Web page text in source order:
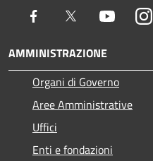
Facebook Twitter Youtube
AMMINISTRAZIONE
Organi di Governo
Aree Amministrative
Uffici
Enti e fondazioni